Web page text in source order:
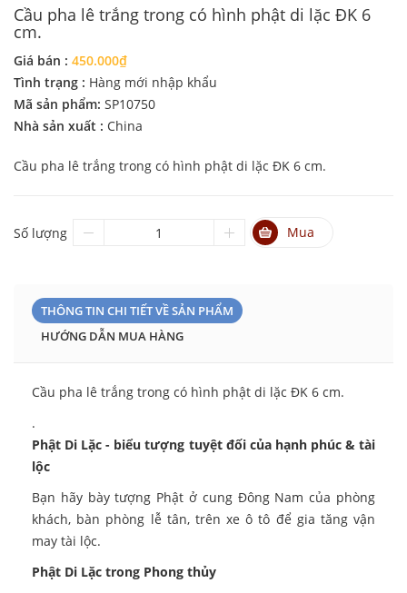
Cầu pha lê trắng trong có hình phật di lặc ĐK 6
cm.
Giá bán : 450.000₫
Tình trạng : Hàng mới nhập khẩu
Mã sản phẩm: SP10750
Nhà sản xuất : China
Cầu pha lê trắng trong có hình phật di lặc ĐK 6 cm.
Số lượng Mua
THÔNG TIN CHI TIẾT VỀ SẢN PHẨM
HƯỚNG DẪN MUA HÀNG
Cầu pha lê trắng trong có hình phật di lặc ĐK 6 cm.
.
Phật Di Lặc - biểu tượng tuyệt đối của hạnh phúc & tài
lộc
Bạn hãy bày tượng Phật ở cung Đông Nam của phòng
khách, bàn phòng lễ tân, trên xe ô tô để gia tăng vận
may tài lộc.
Phật Di Lặc trong Phong thủy